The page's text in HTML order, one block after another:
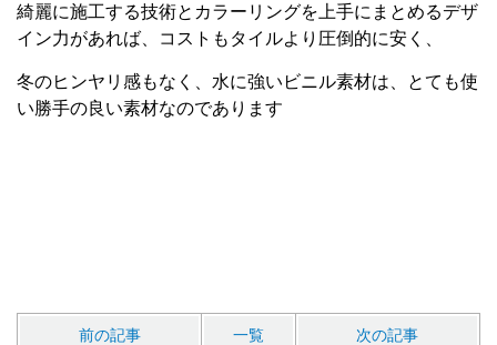
綺麗に施工する技術とカラーリングを上手にまとめるデザ
イン力があれば、コストもタイルより圧倒的に安く、
冬のヒンヤリ感もなく、水に強いビニル素材は、とても使
い勝手の良い素材なのであります
前の記事 一覧 次の記事